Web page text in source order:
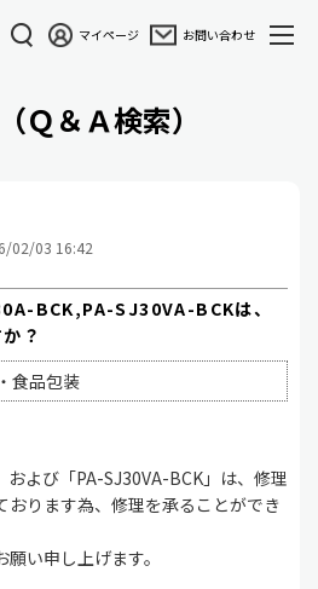
マイページ お問い合わせ
Ｑ＆Ａ検索）
02/03 16:42
BCK,PA-SJ30VA-BCKは、
？
食品包装
および「PA-SJ30VA-BCK」は、修理
おります為、修理を承ることができ
い申し上げます。